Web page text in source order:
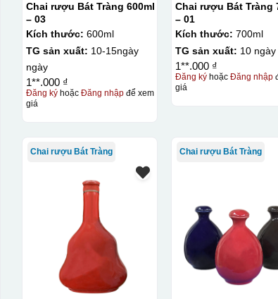
Chai rượu Bát Tràng 600ml
– 03
Kích thước: 600ml
TG sản xuất: 10-15ngày
ngày
1**.000 ₫
Đăng kýhoặc Đăng nhậpđể xem
giá
Chai rượu Bát Tràng
– 01
Kích thước: 700ml
TG sản xuất: 10 ngày
1**.000 ₫
Đăng ký hoặcĐăng nhập
giá
Chai rượu Bát Tràng Chai rượu Bát Tràng